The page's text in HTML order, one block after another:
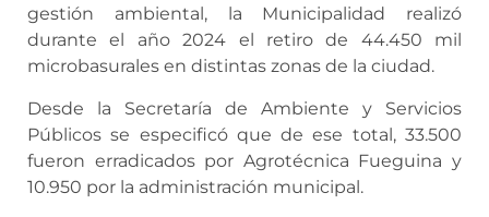
gestión ambiental, la Municipalidad realizó
durante el año 2024 el retiro de 44.450 mil
microbasurales en distintas zonas de la ciudad.
Desde la Secretaría de Ambiente y Servicios
Públicos se especificó que de ese total, 33.500
fueron erradicados por Agrotécnica Fueguina y
10.950 por la administración municipal.